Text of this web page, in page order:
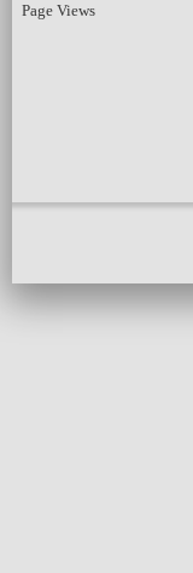
Page Views